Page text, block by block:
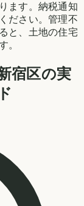
ます。納税通知
ださい。管理不
と、土地の住宅
。
宿区の実